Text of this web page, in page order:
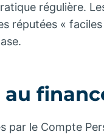
régulière.
réputées «
par le Compte